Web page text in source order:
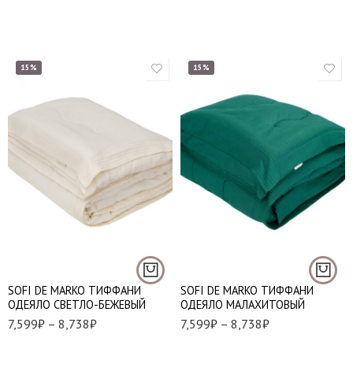
15%
SOFI DE MARKO ТИФФАНИ
ОДЕЯЛО СВЕТЛО-БЕЖЕВЫЙ
7,599₽ – 8,738₽
1,5 (155*220 см.)
15%
SOFI DE MARKO ТИФФАНИ
ОДЕЯЛО МАЛАХИТОВЫЙ
7,599₽ – 8,738₽
1,5 (155*220 см.)